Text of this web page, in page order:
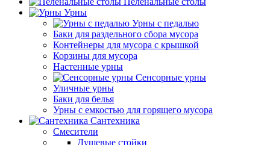
Урны
Урны с педалью
Баки для раздельного сбора мусора
Контейнеры для мусора с крышкой
Корзины для мусора
Настенные урны
Сенсорные урны
Уличные урны
Баки для белья
Урны с емкостью для горящего мусора
Сантехника
Смесители
Душевые стойки